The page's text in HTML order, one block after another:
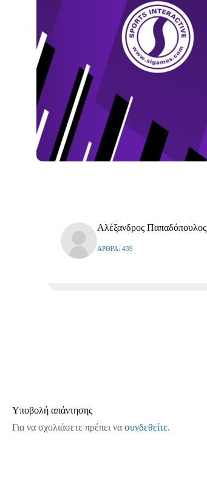
Αλέξανδρος Παπαδόπουλος
ΆΡΘΡΑ: 439
Υποβολή απάντησης
Για να σχολιάσετε πρέπει να συνδεθείτε.